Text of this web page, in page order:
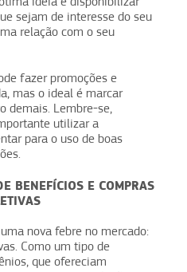
sejam de interesse do seu
relação com o seu
fazer promoções e
mas o ideal é marcar
demais. Lembre-se,
utilizar a
para o uso de boas
BENEFÍCIOS E COMPRAS
nova febre no mercado:
Como um tipo de
que ofereciam